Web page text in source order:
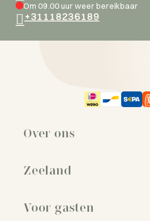
Om 09.00 uur weer bereikbaar
+31118236189
Over ons
Zeeland
Voor gasten